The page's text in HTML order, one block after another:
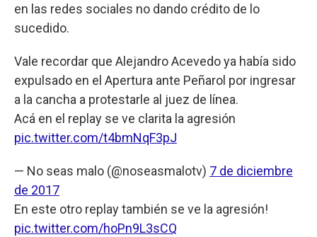
en las redes sociales no dando crédito de lo
sucedido.
Vale recordar que Alejandro Acevedo ya había sido
expulsado en el Apertura ante Peñarol por ingresar
a la cancha a protestarle al juez de línea.
Acá en el replay se ve clarita la agresión
pic.twitter.com/t4bmNqF3pJ
— No seas malo (@noseasmalotv) 7 de diciembre
de 2017
En este otro replay también se ve la agresión!
pic.twitter.com/hoPn9L3sCQ